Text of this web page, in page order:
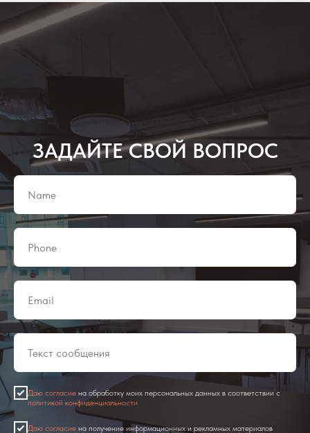
ЗАДАЙТЕ СВОЙ ВОПРОС
Даю согласие на обработку моих персональных данных в соответствии с
политикой конфиденциальности
Даю согласие на получение информационных и рекламных материалов